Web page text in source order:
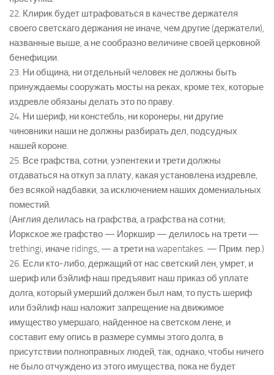
22. Клирик будет штрафоваться в качестве держателя
своего светскаго держания не иначе, чем другие (держатели),
названные выше, а не сообразно величине своей церковной
бенефиции.
23. Ни община, ни отдельный человек не должны быть
принуждаемы сооружать мосты на реках, кроме тех, которые
издревле обязаны делать это по праву.
24. Ни шериф, ни констебль, ни коронеры, ни другие
чиновники наши не должны разбирать дел, подсудных
нашей короне.
25. Все графства, сотни, уэпентеки и трети должны
отдаваться на откуп за плату, какая установлена издревле,
без всякой надбавки, за исключением наших домениальных
поместий.
(Англия делилась на графства, а графства на сотни;
Иоркское же графство — Иоркшир — делилось на трети —
trethingi, иначе ridings, — а трети на wapentakes. — Прим. пер.)
26. Если кто-либо, держащий от нас светский лен, умрет, и
шериф или бэйлиф наш предъявит наш приказ об уплате
долга, который умерший должен был нам, то пусть шериф
или бэйлиф наш наложит запрещение на движимое
имущество умершаго, найденное на светском лене, и
составит ему опись в размере суммы этого долга, в
присутствии полноправных людей, так, однако, чтобы ничего
не было отчуждено из этого имущества, пока не будет